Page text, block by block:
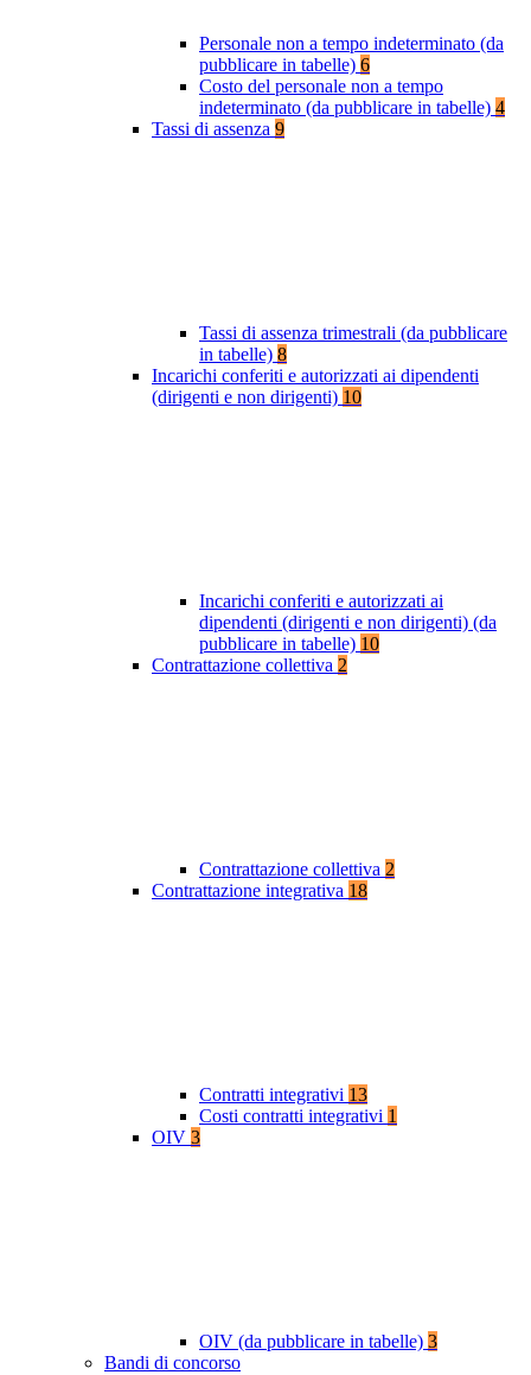
Personale non a tempo indeterminato (da
pubblicare in tabelle) 6
Costo del personale non a tempo
indeterminato (da pubblicare in tabelle) 4
Tassi di assenza 9
Tassi di assenza trimestrali (da pubblicare
in tabelle) 8
Incarichi conferiti e autorizzati ai dipendenti
(dirigenti e non dirigenti) 10
Incarichi conferiti e autorizzati ai
dipendenti (dirigenti e non dirigenti) (da
pubblicare in tabelle) 10
Contrattazione collettiva 2
Contrattazione collettiva 2
Contrattazione integrativa 18
Contratti integrativi 13
Costi contratti integrativi 1
OIV 3
OIV (da pubblicare in tabelle) 3
Bandi di concorso